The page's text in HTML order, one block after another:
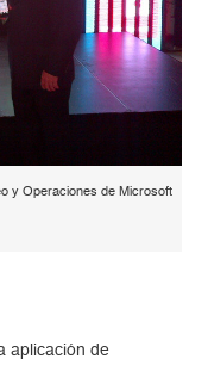
y Operaciones de Microsoft
aplicación de